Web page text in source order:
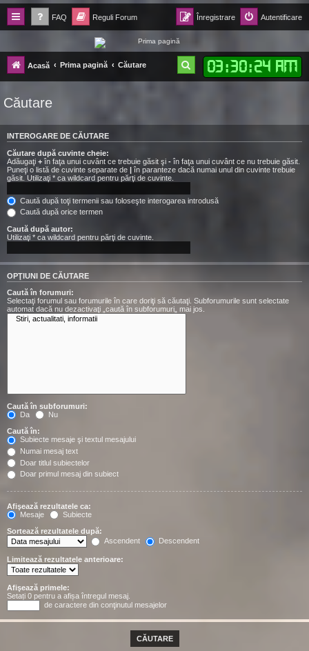
FAQ Reguli Forum Autentificare
Înregistrare
Forum Ecolomania™®
-= Idei pentru viitor =-
Acasă Prima pagină Căutare 03:30:25 AM
ă
Căutare
INTEROGARE DE CĂUTARE
Căutare după cuvinte cheie:
Adăugaţi + în faţa unui cuvânt ce trebuie găsit şi - în faţa unui cuvânt ce nu trebuie găsit.
Puneţi o listă de cuvinte separate de | în paranteze dacă numai unul din cuvinte trebuie
găsit. Utilizaţi * ca wildcard pentru părţi de cuvinte.
Caută după toţi termenii sau foloseşte interogarea introdusă
Caută după orice termen
Caută după autor:
Utilizaţi * ca wildcard pentru părţi de cuvinte.
OPŢIUNI DE CĂUTARE
Caută în forumuri:
Selectaţi forumul sau forumurile în care doriţi să căutaţi. Subforumurile sunt selectate
automat dacă nu dezactivaţi „caută în subforumuri„ mai jos.
Caută în subforumuri:
Da
Nu
Caută în:
Subiecte mesaje şi textul mesajului
Numai mesaj text
Doar titlul subiectelor
Doar primul mesaj din subiect
Afişează rezultatele ca:
Mesaje
Subiecte
Sortează rezultatele după:
Ascendent
Descendent
Limitează rezultatele anterioare:
Afişează primele:
Setați 0 pentru a afișa întregul mesaj.
de caractere din conţinutul mesajelor